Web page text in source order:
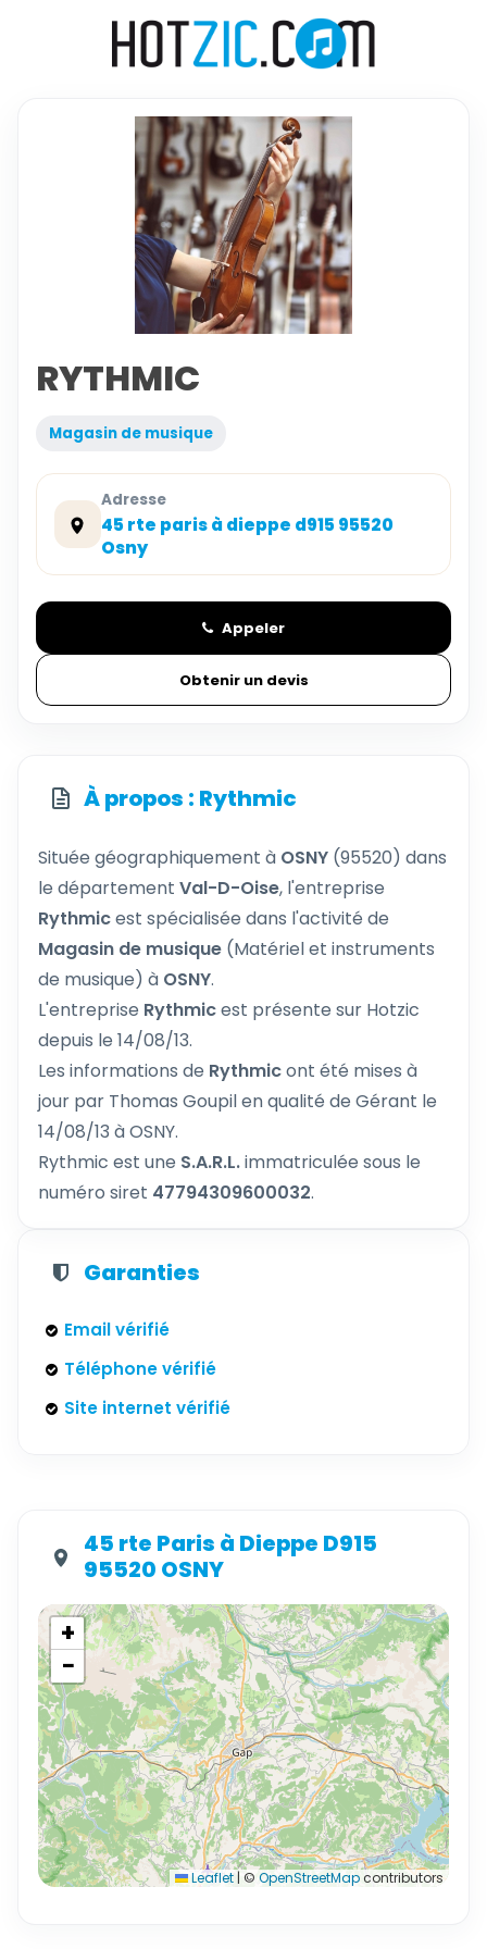
RYTHMIC
Magasin de musique
Adresse
45 rte paris à dieppe d915 95520
Osny
Appeler
Obtenir un devis
À propos : Rythmic
Située géographiquement à OSNY (95520) dans
le département Val-D-Oise, l'entreprise
Rythmicest spécialisée dans l'activité de
Magasin de musique (Matériel et instruments
de musique) à OSNY.
L'entreprise Rythmicest présente sur Hotzic
depuis le 14/08/13.
Les informations de Rythmicont été mises à
jour par Thomas Goupil en qualité de Gérant le
14/08/13 à OSNY.
Rythmic est une S.A.R.L.immatriculée sous le
numéro siret 47794309600032.
Garanties
Email vérifié
Téléphone vérifié
Site internet vérifié
45 rte Paris à Dieppe D915
95520 OSNY
+
−
Leaflet | © OpenStreetMapcontributors